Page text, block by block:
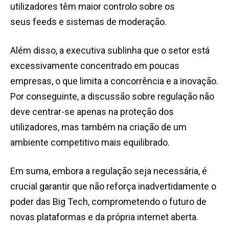
utilizadores têm maior controlo sobre os
seus feeds e sistemas de moderação.
Além disso, a executiva sublinha que o setor está
excessivamente concentrado em poucas
empresas, o que limita a concorrência e a inovação.
Por conseguinte, a discussão sobre regulação não
deve centrar-se apenas na proteção dos
utilizadores, mas também na criação de um
ambiente competitivo mais equilibrado.
Em suma, embora a regulação seja necessária, é
crucial garantir que não reforça inadvertidamente o
poder das Big Tech, comprometendo o futuro de
novas plataformas e da própria internet aberta.